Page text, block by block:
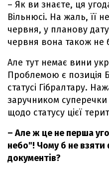
– Як ви знаєте, ця
Вільнюсі. На жаль, її
червня, у планову
червня вона також не
Але тут немає вини
Проблемою є позиція
статусі Гібралтару.
заручником
щодо статусу цієї
– Але ж це не перша
небо"! Чому б не
документів?